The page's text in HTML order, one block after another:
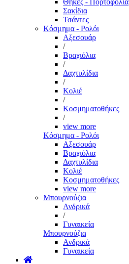
Θήκες - Πορτοφόλια
Σακίδια
Τσάντες
Κόσμημα - Ρολόι
Αξεσουάρ
/
Βραχιόλια
/
Δαχτυλίδια
/
Κολιέ
/
Κοσμηματοθήκες
/
view more
Κόσμημα - Ρολόι
Αξεσουάρ
Βραχιόλια
Δαχτυλίδια
Κολιέ
Κοσμηματοθήκες
view more
Μπουρνούζια
Ανδρικά
/
Γυναικεία
Μπουρνούζια
Ανδρικά
Γυναικεία